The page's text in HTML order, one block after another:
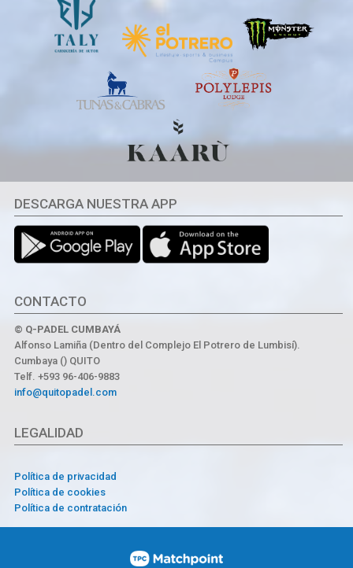
DESCARGA NUESTRA APP
CONTACTO
© Q-PADEL CUMBAYÁ
Alfonso Lamiña (Dentro del Complejo El Potrero de Lumbisí).
Cumbaya () QUITO
Telf. +593 96-406-9883
info@quitopadel.com
LEGALIDAD
Política de privacidad
Política de cookies
Política de contratación